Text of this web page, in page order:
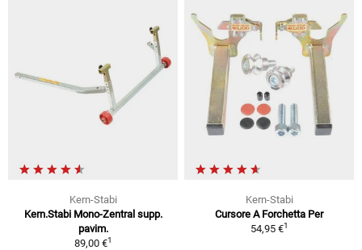
Kern-Stabi
Kern.Stabi Mono-Zentral supp.
pavim.
89,00 €1
Kern-Stabi
Cursore A Forchetta Per
54,95 €1